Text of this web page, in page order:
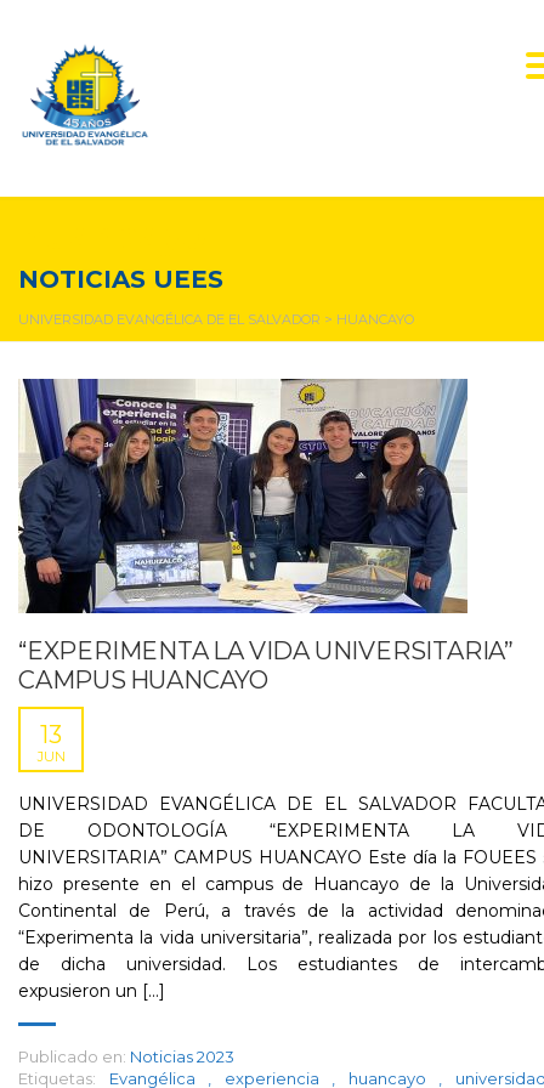
NOTICIAS UEES
UNIVERSIDAD EVANGÉLICA DE EL SALVADOR > HUANCAYO
“EXPERIMENTA LA VIDA UNIVERSITARIA”
CAMPUS HUANCAYO
13
JUN
UNIVERSIDAD EVANGÉLICA DE EL SALVADOR
DE ODONTOLOGÍA “EXPERIMENTA LA
UNIVERSITARIA” CAMPUS HUANCAYO Este día la FOUEES
hizo presente en el campus de Huancayo de la
Continental de Perú, a través de la actividad
“Experimenta la vida universitaria”, realizada por los
de dicha universidad. Los estudiantes de
expusieron un [...]
Publicado en: Noticias 2023
Etiquetas:
Evangélica experiencia huancayo